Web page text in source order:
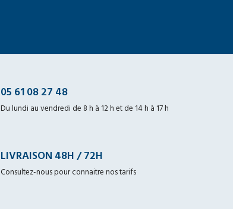
05 61 08 27 48
Du lundi au vendredi de 8 h à 12 h et de 14 h à 17 h
LIVRAISON 48H / 72H
Consultez-nous pour connaitre nos tarifs